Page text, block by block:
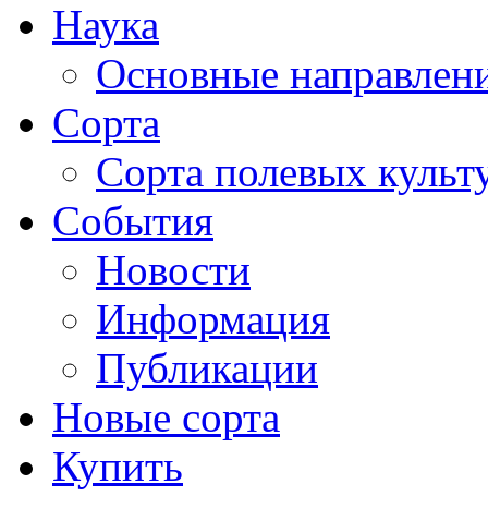
Наука
Основные
Сорта
Сорта полевых
События
Новости
Информация
Публикации
Новые сорта
Купить